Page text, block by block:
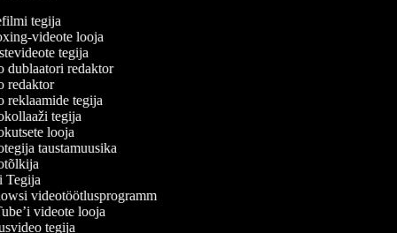
tegija
videote looja
tegija
redaktor
tegija
tegija
looja
taustamuusika
videotöötlusprogramm
videote looja
tegija